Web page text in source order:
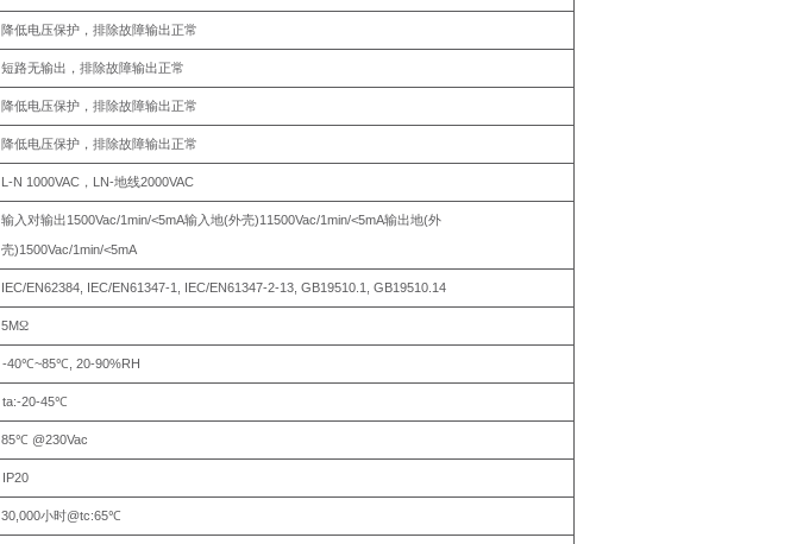
降低电压保护，排除故障输出正常
短路无输出，排除故障输出正常
降低电压保护，排除故障输出正常
降低电压保护，排除故障输出正常
L-N 1000VAC ， LN-地线2000VAC
输入对输出1500Vac/1min/<5mA输入地(外壳)11500Vac/1min/<5mA输出地(外
壳)1500Vac/1min/<5mA
IEC/EN62384, IEC/EN61347-1, IEC/EN61347-2-13, GB19510.1, GB19510.14
5MΩ
-40℃~85℃ 20-90%RH
ta:-20-45℃
85℃ @230Vac
IP20
30,000小时@tc:65℃